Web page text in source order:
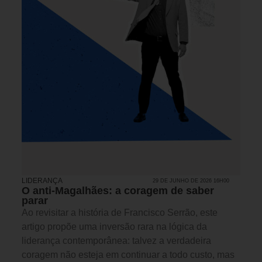
LIDERANÇA 29 DE JUNHO DE 2026 16H00
O anti-Magalhães: a coragem de saber
parar
Ao revisitar a história de Francisco Serrão, este
artigo propõe uma inversão rara na lógica da
liderança contemporânea: talvez a verdadeira
coragem não esteja em continuar a todo custo, mas